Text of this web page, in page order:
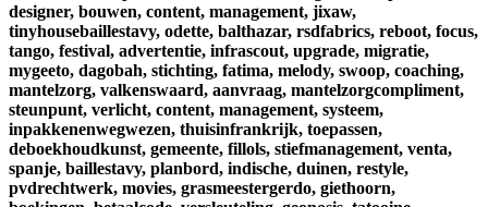
designer, bouwen, content, management, jixaw,
tinyhousebaillestavy, odette, balthazar, rsdfabrics, reboot, focus,
tango, festival, advertentie, infrascout, upgrade, migratie,
mygeeto, dagobah, stichting, fatima, melody, swoop, coaching,
mantelzorg, valkenswaard, aanvraag, mantelzorgcompliment,
steunpunt, verlicht, content, management, systeem,
inpakkenenwegwezen, thuisinfrankrijk, toepassen,
deboekhoudkunst, gemeente, fillols, stiefmanagement, venta,
spanje, baillestavy, planbord, indische, duinen, restyle,
pvdrechtwerk, movies, grasmeestergerdo, giethoorn,